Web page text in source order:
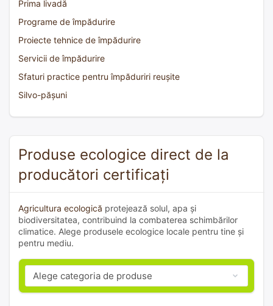
Prima livadă
Programe de împădurire
Proiecte tehnice de împădurire
Servicii de împădurire
Sfaturi practice pentru împăduriri reușite
Silvo-pășuni
Produse ecologice direct de la
producători certificați
Agricultura ecologică protejează solul, apa și
biodiversitatea, contribuind la combaterea schimbărilor
climatice. Alege produsele ecologice locale pentru tine și
pentru mediu.